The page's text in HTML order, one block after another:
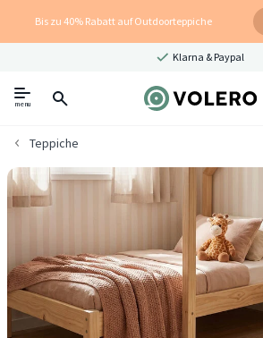
Bis zu 40% Rabatt auf Outdoorteppiche
Klarna & Paypal
menu
Teppiche